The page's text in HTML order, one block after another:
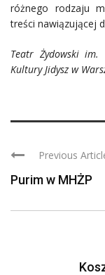
różnego rodzaju
treści nawiązującej
Teatr Żydowski im.
Kultury Jidysz w
Previous
Purim w MHŻP